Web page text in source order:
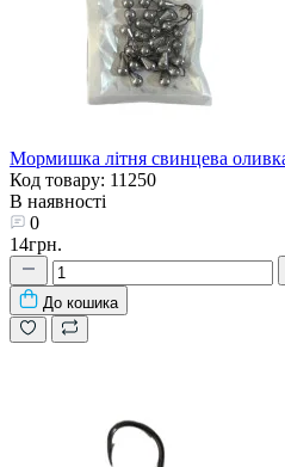
Мормишка літня свинцева
Код товару: 11250
В наявності
0
14грн.
До кошика